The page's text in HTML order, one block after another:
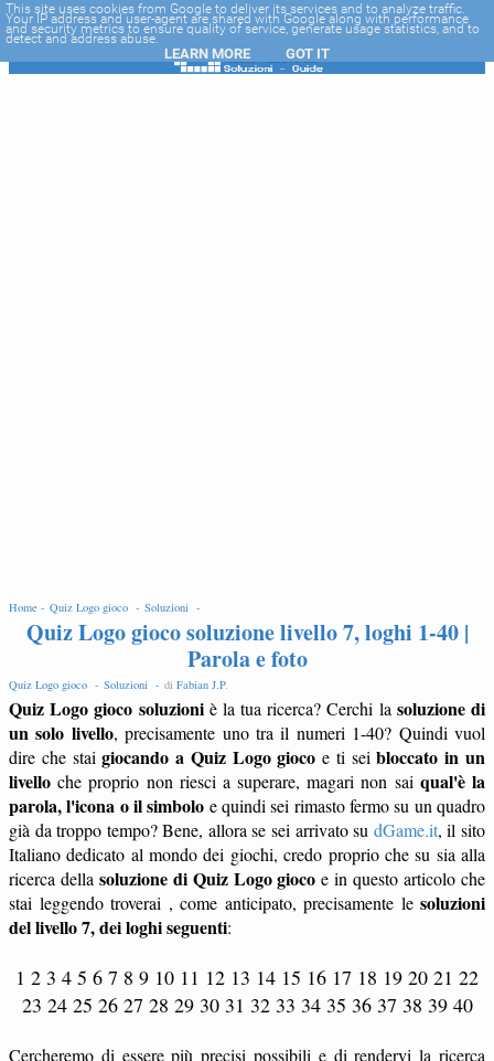
-->
Home - Quiz Logo gioco - Soluzioni -
Quiz Logo gioco soluzione livello 7, loghi 1-40 |
Parola e foto
Quiz Logo gioco - Soluzioni - di Fabian J.P.
Quiz Logo gioco soluzioniè la tua ricerca? Cerchi la soluzione di
un solo livello, precisamente uno tra il numeri 1-40? Quindi vuol
dire che staigiocando a Quiz Logo gioco e ti seibloccato in un
livello che proprio non riesci a superare, magari non sai qual'è la
parola, l'icona o il simbolo e quindi sei rimasto fermo su un quadro
già da troppo tempo? Bene, allora se sei arrivato su dGame.it, il sito
Italiano dedicato al mondo dei giochi, credo proprio che su sia alla
ricerca della soluzione di Quiz Logo gioco e in questo articolo che
stai leggendo troverai , come anticipato, precisamente le soluzioni
del livello 7, dei loghi seguenti:
1 2 3 4 5 6 7 8 9 10 11 12 13 14 15 16 17 18 19 20 21 22
23 24 25 26 27 28 29 30 31 32 33 34 35 36 37 38 39 40
Cercheremo di essere più precisi possibili e di rendervi la ricerca
This site uses cookies from Google to deliver its services and to analyze traffic.
Your IP address and user-agent are shared with Google along with performance
and security metrics to ensure quality of service, generate usage statistics, and to
detect and address abuse.
LEARN MORE GOT IT